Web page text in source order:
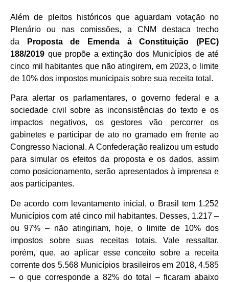
Além de pleitos históricos que aguardam votação no
Plenário ou nas comissões, a CNM destaca trecho
da
Proposta de Emenda à Constituição (PEC)
188/2019 que propõe a extinção dos Municípios de até
cinco mil habitantes que não atingirem, em 2023, o limite
de 10% dos impostos municipais sobre sua receita total.
Para alertar os parlamentares, o governo federal e a
sociedade civil sobre as inconsistências do texto e os
impactos negativos, os gestores vão percorrer os
gabinetes e participar de ato no gramado em frente ao
Congresso Nacional. A Confederação realizou um estudo
para simular os efeitos da proposta e os dados, assim
como posicionamento, serão apresentados à imprensa e
aos participantes.
De acordo com levantamento inicial, o Brasil tem 1.252
Municípios com até cinco mil habitantes. Desses, 1.217 –
ou 97% – não atingiriam, hoje, o limite de 10% dos
impostos sobre suas receitas totais. Vale ressaltar,
porém, que, ao aplicar esse conceito sobre a receita
corrente dos 5.568 Municípios brasileiros em 2018, 4.585
– o que corresponde a 82% do total – ficaram abaixo